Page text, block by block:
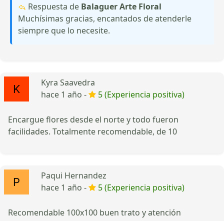
Respuesta de Balaguer Arte Floral
Muchísimas gracias, encantados de atenderle
siempre que lo necesite.
Kyra Saavedra
hace 1 año -
5 (Experiencia positiva)
Encargue flores desde el norte y todo fueron
facilidades. Totalmente recomendable, de 10
Paqui Hernandez
hace 1 año -
5 (Experiencia positiva)
Recomendable 100x100 buen trato y atención